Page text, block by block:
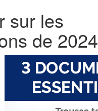
sur les
de 2024